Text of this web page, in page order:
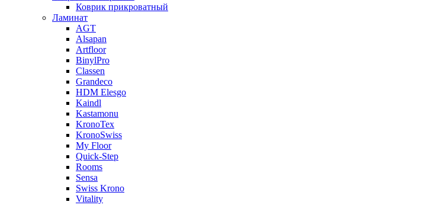
Коврик прикроватный
Ламинат
AGT
Alsapan
Artfloor
BinylPro
Classen
Grandeco
HDM Elesgo
Kaindl
Kastamonu
KronoTex
KronoSwiss
My Floor
Quick-Step
Rooms
Sensa
Swiss Krono
Vitality